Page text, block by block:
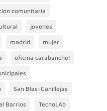
comunitaria
jovenes
madrid mujer
oficina carabanchel
San Blas-Canillejas
Barrios TecnoLAb